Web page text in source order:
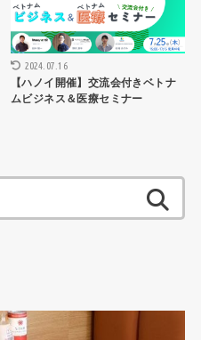
2024.07.16
【ハノイ開催】交流会付きベトナ
ムビジネス＆医療セミナー
索: